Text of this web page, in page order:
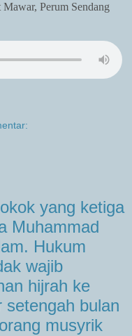
Perum Sendang
yang ketiga
Muhammad
Hukum
wajib
hijrah ke
setengah bulan
musyrik